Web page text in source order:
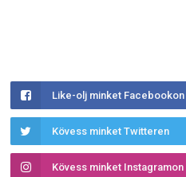
Like-olj minket Facebookon
Kövess minket Twitteren
Kövess minket Instagramon